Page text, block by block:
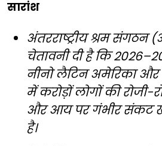
सारांश
अंतरराष्ट्रीय श्रम
चेतावनी दी है कि
नीनो लैटिन अमेरिका और
में करोड़ों लोगों की रोजी-
और आय पर गंभीर संकट
है।